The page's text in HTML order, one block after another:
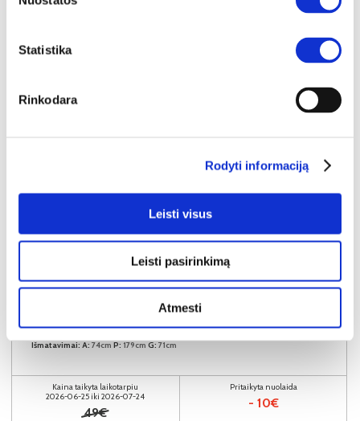
Statistika
Rinkodara
Rodyti informaciją
Leisti visus
Leisti pasirinkimą
Atmesti
IŠPARDAVIMAS YRA SANDĖLYJE
CYBERMAN CBMN181-Z13M rašomojo stalo kojos
Išmatavimai: A: 74cm P: 179cm G: 71cm
Kaina taikyta laikotarpiu
2026-06-25 iki 2026-07-24
49€
Pritaikyta nuolaida
- 10€